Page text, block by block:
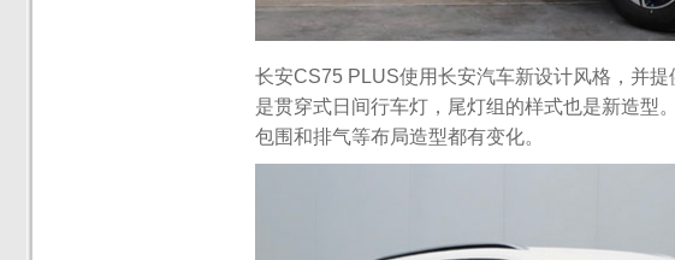
长安CS75 PLUS使用长安汽车新设计风格，并
是贯穿式日间行车灯，尾灯组的样式也是新造型
包围和排气等布局造型都有变化。